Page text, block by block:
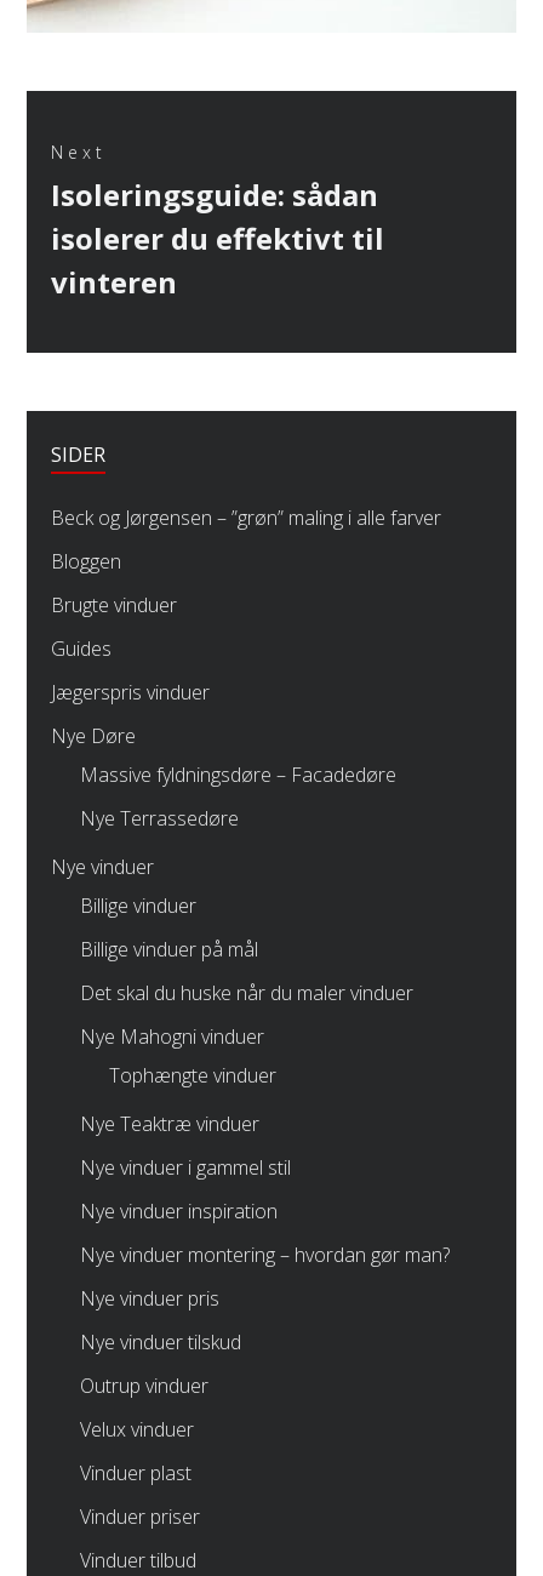
Next
Next
Isoleringsguide: sådan
isolerer du effektivt til
vinteren
SIDER
Beck og Jørgensen – ”grøn” maling i alle farver
Bloggen
Brugte vinduer
Guides
Jægerspris vinduer
Nye Døre
Massive fyldningsdøre – Facadedøre
Nye Terrassedøre
Nye vinduer
Billige vinduer
Billige vinduer på mål
Det skal du huske når du maler vinduer
Nye Mahogni vinduer
Tophængte vinduer
Nye Teaktræ vinduer
Nye vinduer i gammel stil
Nye vinduer inspiration
Nye vinduer montering – hvordan gør man?
Nye vinduer pris
Nye vinduer tilskud
Outrup vinduer
Velux vinduer
Vinduer plast
Vinduer priser
Vinduer tilbud